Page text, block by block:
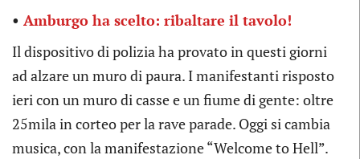
• Amburgo ha scelto: ribaltare il tavolo!
Il dispositivo di polizia ha provato in questi giorni
ad alzare un muro di paura. I manifestanti risposto
ieri con un muro di casse e un fiume di gente: oltre
25mila in corteo per la rave parade. Oggi si cambia
musica, con la manifestazione “Welcome to Hell”.